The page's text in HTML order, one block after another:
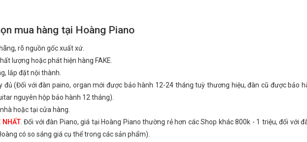
mua hàng tại Hoàng Piano
rõ nguồn gốc xuất xứ.
lượng hoặc phát hiện hàng FAKE.
lắp đặt nội thành.
đủ (Đối với đàn paino, organ mới được bảo hành 12-24 tháng tuỳ thương hiệu, đàn cũ được bảo
nguyên hộp bảo hành 12 tháng).
hoặc tại cửa hàng.
NHẤT. Đối với đàn Piano, giá tại Hoàng Piano thường rẻ hơn các Shop khác 800k - 1 triệu, đối với
có so sáng giá cụ thể trong các sản phẩm).